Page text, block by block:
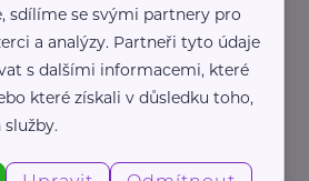
Green
působí
zdraví.
že s duševní ...
sdílíme se svými partnery pro
a analýzy. Partneři tyto údaje
s dalšími informacemi, které
které získali v důsledku toho,
služby.